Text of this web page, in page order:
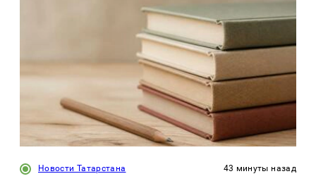
Новости Татарстана 43 минуты назад